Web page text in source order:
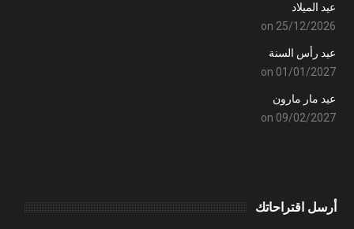
عيد الميلاد
on 25/12/2026
عيد رأس السنة
on 01/01/2027
عيد مار مارون
on 09/02/2027
أرسل اقتراحاتك